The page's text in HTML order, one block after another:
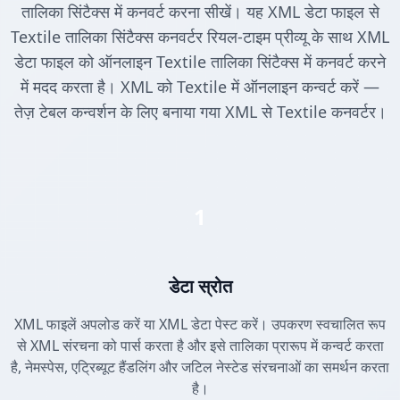
तालिका सिंटैक्स में कनवर्ट करना सीखें। यह XML डेटा फाइल से
Textile तालिका सिंटैक्स कनवर्टर रियल-टाइम प्रीव्यू के साथ XML
डेटा फाइल को ऑनलाइन Textile तालिका सिंटैक्स में कनवर्ट करने
में मदद करता है। XML को Textile में ऑनलाइन कन्वर्ट करें —
तेज़ टेबल कन्वर्शन के लिए बनाया गया XML से Textile कनवर्टर।
डेटा स्रोत
XML फाइलें अपलोड करें या XML डेटा पेस्ट करें। उपकरण स्वचालित रूप
से XML संरचना को पार्स करता है और इसे तालिका प्रारूप में कन्वर्ट करता
है, नेमस्पेस, एट्रिब्यूट हैंडलिंग और जटिल नेस्टेड संरचनाओं का समर्थन करता
है।